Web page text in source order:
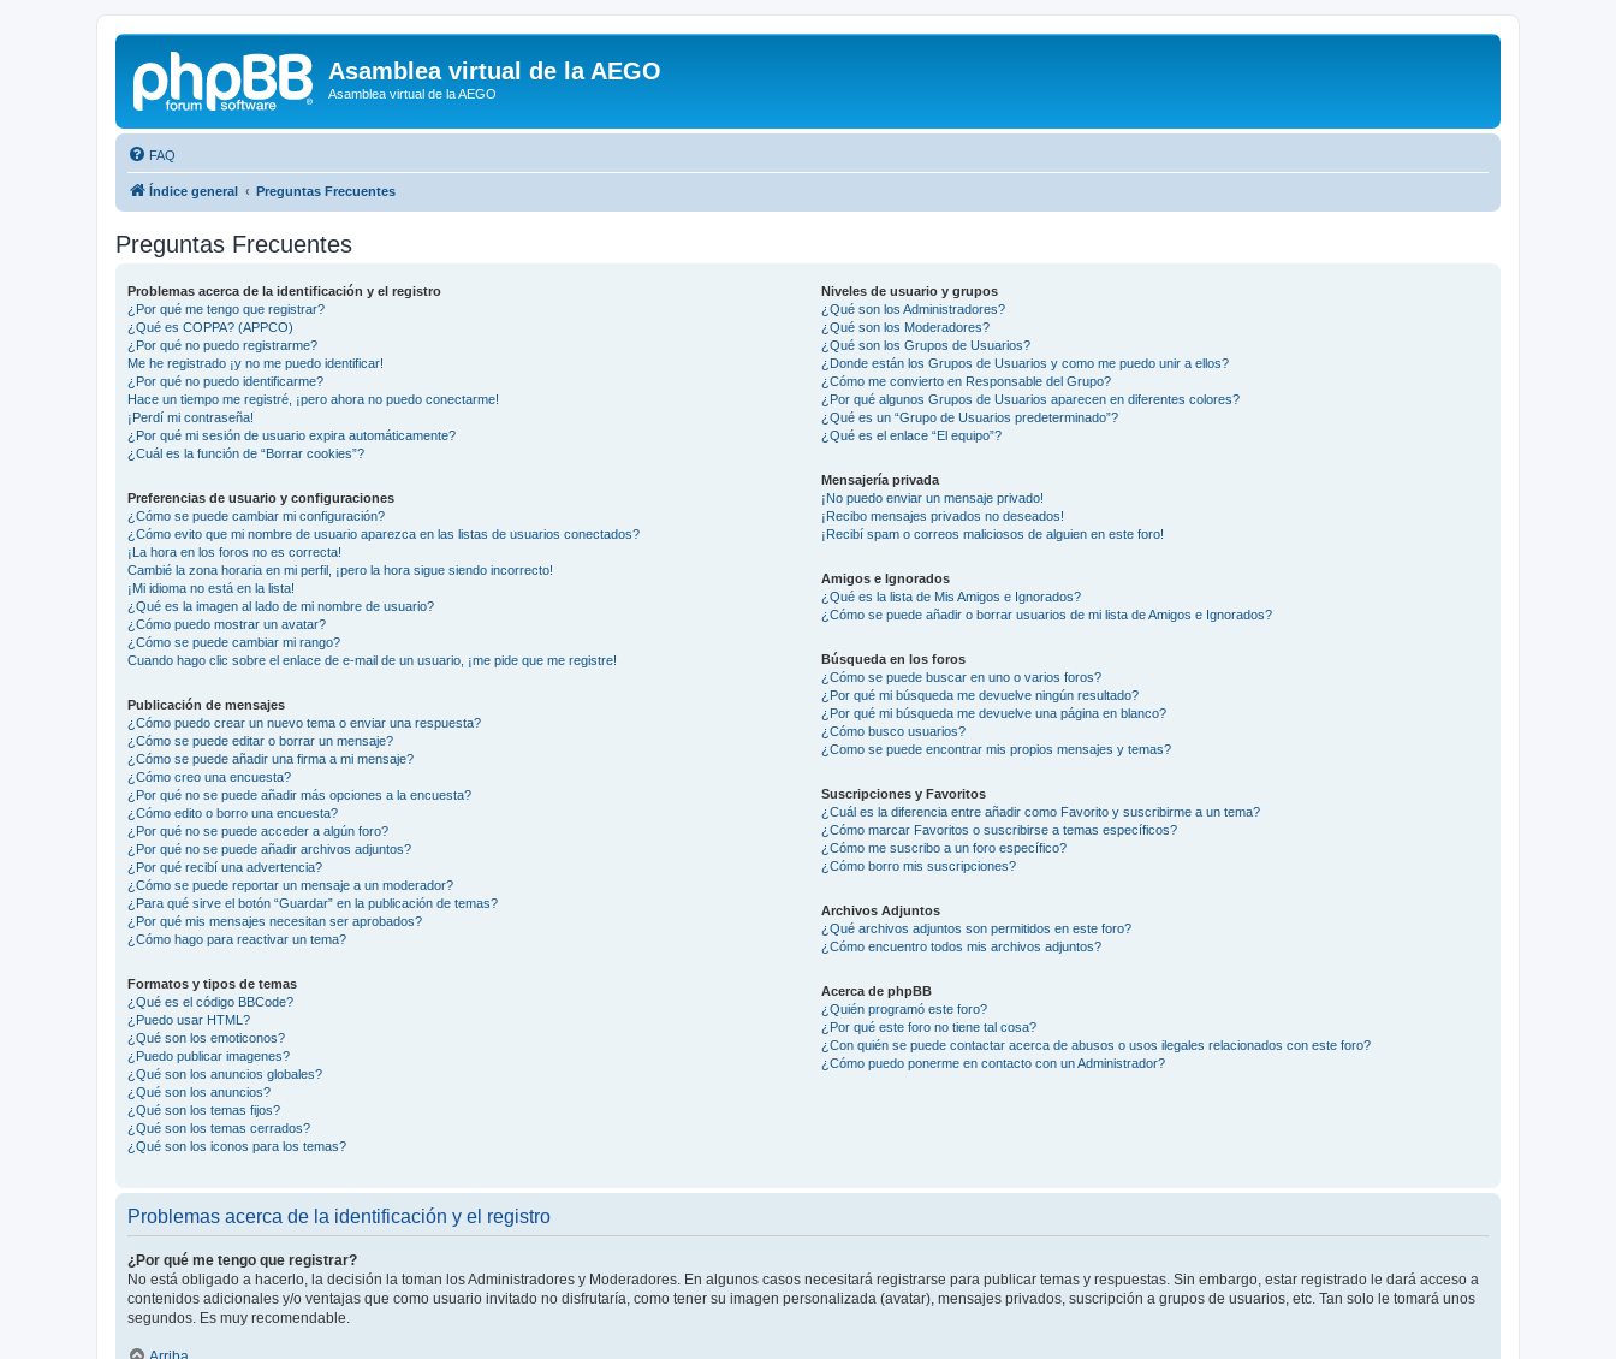
Asamblea virtual de la AEGO
Asamblea virtual de la AEGO
FAQ
Índice general Preguntas Frecuentes
Preguntas Frecuentes
Problemas acerca de la identificación y el registro
¿Por qué me tengo que registrar?
¿Qué es COPPA? (APPCO)
¿Por qué no puedo registrarme?
Me he registrado ¡y no me puedo identificar!
¿Por qué no puedo identificarme?
Hace un tiempo me registré, ¡pero ahora no puedo conectarme!
¡Perdí mi contraseña!
¿Por qué mi sesión de usuario expira automáticamente?
¿Cuál es la función de “Borrar cookies”?
Preferencias de usuario y configuraciones
¿Cómo se puede cambiar mi configuración?
¿Cómo evito que mi nombre de usuario aparezca en las listas de usuarios conectados?
¡La hora en los foros no es correcta!
Cambié la zona horaria en mi perfil, ¡pero la hora sigue siendo incorrecto!
¡Mi idioma no está en la lista!
¿Qué es la imagen al lado de mi nombre de usuario?
¿Cómo puedo mostrar un avatar?
¿Cómo se puede cambiar mi rango?
Cuando hago clic sobre el enlace de e-mail de un usuario, ¡me pide que me registre!
Publicación de mensajes
¿Cómo puedo crear un nuevo tema o enviar una respuesta?
¿Cómo se puede editar o borrar un mensaje?
¿Cómo se puede añadir una firma a mi mensaje?
¿Cómo creo una encuesta?
¿Por qué no se puede añadir más opciones a la encuesta?
¿Cómo edito o borro una encuesta?
¿Por qué no se puede acceder a algún foro?
¿Por qué no se puede añadir archivos adjuntos?
¿Por qué recibí una advertencia?
¿Cómo se puede reportar un mensaje a un moderador?
¿Para qué sirve el botón “Guardar” en la publicación de temas?
¿Por qué mis mensajes necesitan ser aprobados?
¿Cómo hago para reactivar un tema?
Formatos y tipos de temas
¿Qué es el código BBCode?
¿Puedo usar HTML?
¿Qué son los emoticonos?
¿Puedo publicar imagenes?
¿Qué son los anuncios globales?
¿Qué son los anuncios?
¿Qué son los temas fijos?
¿Qué son los temas cerrados?
¿Qué son los iconos para los temas?
Niveles de usuario y grupos
¿Qué son los Administradores?
¿Qué son los Moderadores?
¿Qué son los Grupos de Usuarios?
¿Donde están los Grupos de Usuarios y como me puedo unir a ellos?
¿Cómo me convierto en Responsable del Grupo?
¿Por qué algunos Grupos de Usuarios aparecen en diferentes colores?
¿Qué es un “Grupo de Usuarios predeterminado”?
¿Qué es el enlace “El equipo”?
Mensajería privada
¡No puedo enviar un mensaje privado!
¡Recibo mensajes privados no deseados!
¡Recibí spam o correos maliciosos de alguien en este foro!
Amigos e Ignorados
¿Qué es la lista de Mis Amigos e Ignorados?
¿Cómo se puede añadir o borrar usuarios de mi lista de Amigos e Ignorados?
Búsqueda en los foros
¿Cómo se puede buscar en uno o varios foros?
¿Por qué mi búsqueda me devuelve ningún resultado?
¿Por qué mi búsqueda me devuelve una página en blanco?
¿Cómo busco usuarios?
¿Como se puede encontrar mis propios mensajes y temas?
Suscripciones y Favoritos
¿Cuál es la diferencia entre añadir como Favorito y suscribirme a un tema?
¿Cómo marcar Favoritos o suscribirse a temas específicos?
¿Cómo me suscribo a un foro específico?
¿Cómo borro mis suscripciones?
Archivos Adjuntos
¿Qué archivos adjuntos son permitidos en este foro?
¿Cómo encuentro todos mis archivos adjuntos?
Acerca de phpBB
¿Quién programó este foro?
¿Por qué este foro no tiene tal cosa?
¿Con quién se puede contactar acerca de abusos o usos ilegales relacionados con este foro?
¿Cómo puedo ponerme en contacto con un Administrador?
Problemas acerca de la identificación y el registro
¿Por qué me tengo que registrar?
No está obligado a hacerlo, la decisión la toman los Administradores y Moderadores. En algunos casos necesitará registrarse para publicar temas y respuestas. Sin embargo, estar registrado le dará acceso a
contenidos adicionales y/o ventajas que como usuario invitado no disfrutaría, como tener su imagen personalizada (avatar), mensajes privados, suscripción a grupos de usuarios, etc. Tan solo le tomará unos
segundos. Es muy recomendable.